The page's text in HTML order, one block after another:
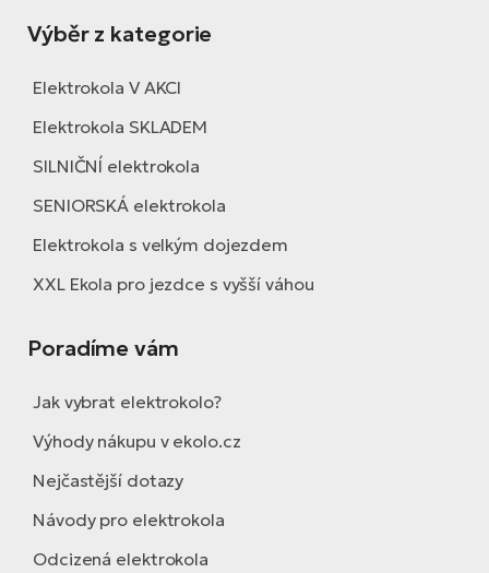
Výběr z kategorie
Elektrokola V AKCI
Elektrokola SKLADEM
SILNIČNÍ elektrokola
SENIORSKÁ elektrokola
Elektrokola s velkým dojezdem
XXL Ekola pro jezdce s vyšší váhou
Poradíme vám
Jak vybrat elektrokolo?
Výhody nákupu v ekolo.cz
Nejčastější dotazy
Návody pro elektrokola
Odcizená elektrokola